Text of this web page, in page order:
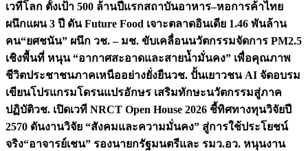
เวทีโลก ตั้งเป้า 500 ล้านปีแรกสถาบันอาหาร–หอการค้าไทย
ผนึกแผน 3 ปี ดัน Future Food เจาะตลาดอินเดีย 1.46 พันล้าน
คน“ยศชนัน” ผนึก วช. – มช. ขับเคลื่อนนวัตกรรมจัดการ PM2.5
เชิงพื้นที่ หนุน “อากาศสะอาดและสายน้ำมั่นคง” เพื่อคุณภาพ
ชีวิตประชาชนภาคเหนืออย่างยั่งยืนวช. ปั้นเยาวชน AI จัดอบรม
เขียนโปรแกรมโดรนแปรอักษร เสริมทักษะนวัตกรรมสู่ภาค
ปฏิบัติวช. เปิดเวที NRCT Open House 2026 ชี้ทิศทางทุนวิจัยปี
2570 ดันงานวิจัย “สังคมและความมั่นคง” สู่การใช้ประโยชน์
จริง“อาจารย์เชน” รองนายกรัฐมนตรีและ รมว.อว. หนุนงาน